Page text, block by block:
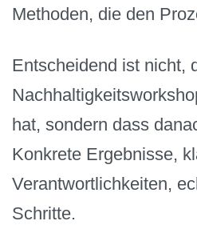
Methoden, die den
Entscheidend ist nicht,
hat, sondern dass
Konkrete Ergebnisse,
Verantwortlichkeiten,
Schritte.